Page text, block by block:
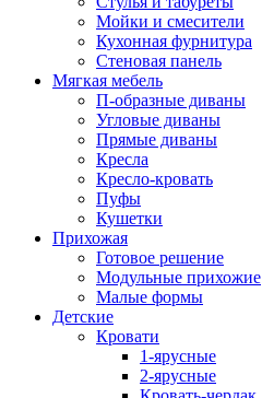
Мойки и смесители
Кухонная фурнитура
Стеновая панель
Мягкая мебель
П-образные диваны
Угловые диваны
Прямые диваны
Кресла
Кресло-кровать
Пуфы
Кушетки
Прихожая
Готовое решение
Модульные прихожие
Малые формы
Детские
Кровати
1-ярусные
2-ярусные